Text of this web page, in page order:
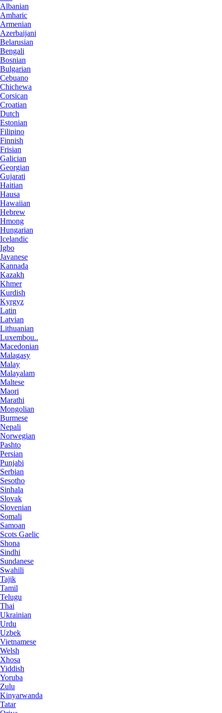
Albanian
Amharic
Armenian
Azerbaijani
Belarusian
Bengali
Bosnian
Bulgarian
Cebuano
Chichewa
Corsican
Croatian
Dutch
Estonian
Filipino
Finnish
Frisian
Galician
Georgian
Gujarati
Haitian
Hausa
Hawaiian
Hebrew
Hmong
Hungarian
Icelandic
Igbo
Javanese
Kannada
Kazakh
Khmer
Kurdish
Kyrgyz
Latin
Latvian
Lithuanian
Luxembou..
Macedonian
Malagasy
Malay
Malayalam
Maltese
Maori
Marathi
Mongolian
Burmese
Nepali
Norwegian
Pashto
Persian
Punjabi
Serbian
Sesotho
Sinhala
Slovak
Slovenian
Somali
Samoan
Scots Gaelic
Shona
Sindhi
Sundanese
Swahili
Tajik
Tamil
Telugu
Thai
Ukrainian
Urdu
Uzbek
Vietnamese
Welsh
Xhosa
Yiddish
Yoruba
Zulu
Kinyarwanda
Tatar